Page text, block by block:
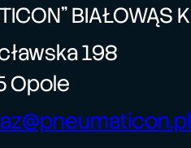
BIAŁOWĄS
198
Opole